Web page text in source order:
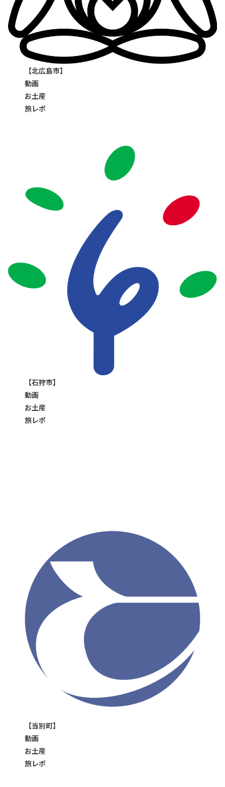
【北広島市】
動画
お土産
旅レポ
【石狩市】
動画
お土産
旅レポ
【当別町】
動画
お土産
旅レポ